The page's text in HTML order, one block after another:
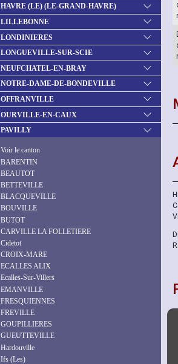
HAVRE (LE) (LE-GRAND-HAVRE)
LILLEBONNE
LONDINIERES
LONGUEVILLE-SUR-SCIE
NEUFCHATEL-EN-BRAY
NOTRE-DAME-DE-BONDEVILLE
OFFRANVILLE
OURVILLE-EN-CAUX
PAVILLY
Voir le canton
BARENTIN
BEAUTOT
BETTEVILLE
BLACQUEVILLE
BOUVILLE
BUTOT
CARVILLE LA FOLLETIERE
Cidetot
CROIX-MARE
ECALLES ALIX
Ecalles-Sur-Villers
EMANVILLE
FRESQUIENNES
FREVILLE
GOUPILLIERES
GUEUTTEVILLE
Hardouville
Ifs (Les)